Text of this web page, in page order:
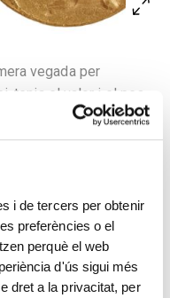
i de tercers per obtenir
preferències o el
perquè el web
d'ús sigui més
dret a la privacitat, per
vegada per
tenia el valor i el pes
binio (és a dir,
destinada als
AVG(ustus) i una
August
envoltat per la
de punts.